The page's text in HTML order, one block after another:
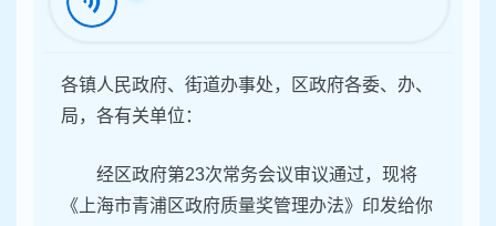
各镇人民政府、街道办事处，区政府各委、办、
局，各有关单位：
经区政府第23次常务会议审议通过，现将
《上海市青浦区政府质量奖管理办法》印发给你